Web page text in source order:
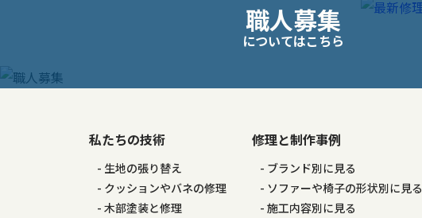
ョ
ン
職人募集
についてはこちら
私たちの技術
生地の張り替え
クッションやバネの修理
木部塗装と修理
修理と制作事例
ブランド別に見る
ソファーや椅子の形状別に見る
施工内容別に見る